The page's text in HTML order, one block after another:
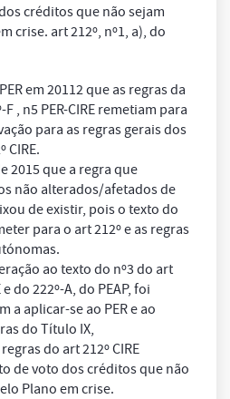
créditos que não sejam
crise. art 212º, nº1, a), do
em 20112 que as regras da
, n5 PER-CIRE remetiam para
para as regras gerais dos
CIRE.
2015 que a regra que
não alterados/afetados de
de existir, pois o texto do
para o art 212º e as regras
ao texto do nº3 do art
e do 222º-A, do PEAP, foi
a aplicar-se ao PER e ao
do Título IX,
do art 212º CIRE
de voto dos créditos que não
Plano em crise.